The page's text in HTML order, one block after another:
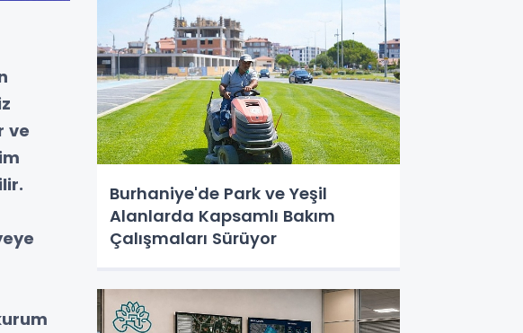
ve
Burhaniye'de Park ve Yeşil
Alanlarda Kapsamlı Bakım
Çalışmaları Sürüyor